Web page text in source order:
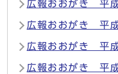
広報おおがき 平
広報おおがき 平
広報おおがき 平
広報おおがき 平